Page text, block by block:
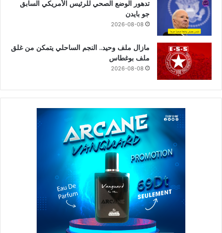
تدهور الوضع الصحي للرئيس الأمريكي السابق
جو بايدن
2026-08-08
مازال ملف وحيد.. النجم الساحلي يتمكن من غلق
ملف بوغطاس
2026-08-08